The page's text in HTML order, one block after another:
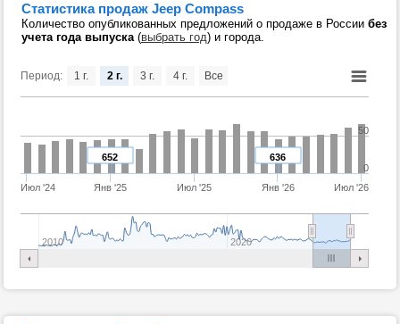
Статистика продаж Jeep Compass
Количество опубликованных предложений о продаже в России без
учета года выпуска(выбрать год) и города.
Период:
636
652
Июл '24 Янв '25 Июл '25 Янв '26 Июл '26
2010 2020
0
50
1 г. 2 г. 3 г. 4 г. Все